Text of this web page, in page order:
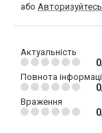
або Авторизуйтесь
Актуальність
Повнота
Враження